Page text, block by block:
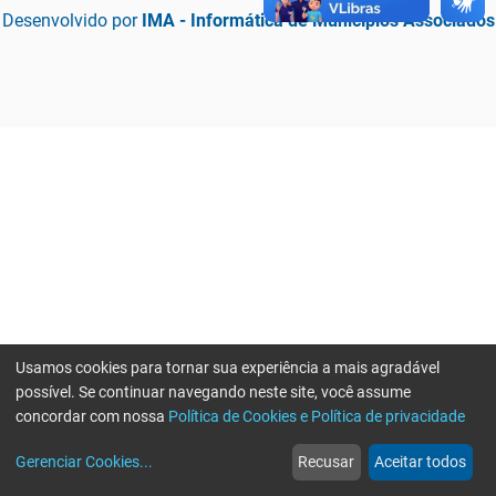
Desenvolvido por IMA - Informática de Municípios Associados
web
Notícias
more_horiz
Mais
Usamos cookies para tornar sua experiência a mais agradável
possível. Se continuar navegando neste site, você assume
concordar com nossa Política de Cookies e Política de privacidade
Gerenciar Cookies... Recusar Aceitar todos
Erro ao enviar informações, por favor tente novamente